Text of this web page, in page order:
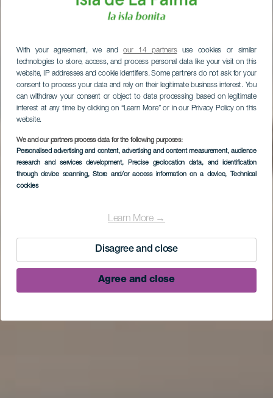
With your agreement, we andour 14 partnersuse cookies or similar
technologies to store, access, and process personal data like your visit on this
website, IP addresses and cookie identifiers. Some partners do not ask for your
consent to process your data and rely on their legitimate business interest. You
can withdraw your consent or object to data processing based on legitimate
interest at any time by clicking on “Learn More” or in our Privacy Policy on this
website.
We and our partners process data for the following purposes:
Personalised advertising and content, advertising and content measurement, audience
research and services development, Precise geolocation data, and identification
through device scanning, Store and/or access information on a device, Technical
cookies
Learn More →
Disagree and close
Agree and close